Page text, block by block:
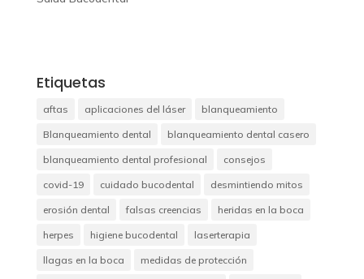
Etiquetas
aftas aplicaciones del láser blanqueamiento
Blanqueamiento dental blanqueamiento dental casero
blanqueamiento dental profesional consejos
covid-19 cuidado bucodental desmintiendo mitos
erosión dental falsas creencias heridas en la boca
herpes higiene bucodental laserterapia
llagas en la boca medidas de protección